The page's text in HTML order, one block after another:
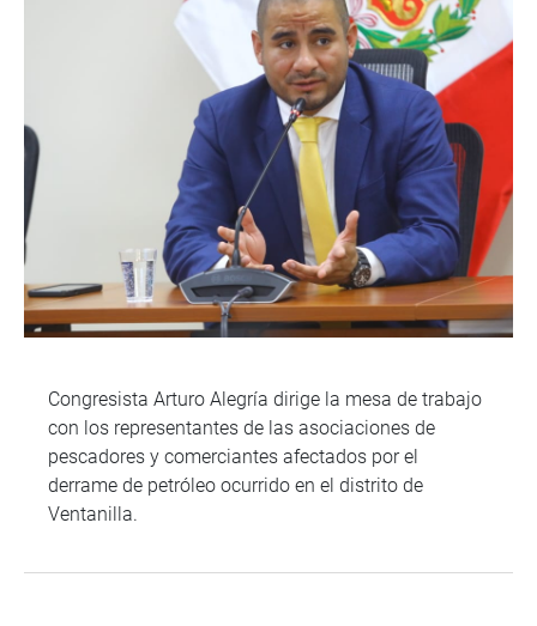
Congresista Arturo Alegría dirige la mesa de trabajo
con los representantes de las asociaciones de
pescadores y comerciantes afectados por el
derrame de petróleo ocurrido en el distrito de
Ventanilla.